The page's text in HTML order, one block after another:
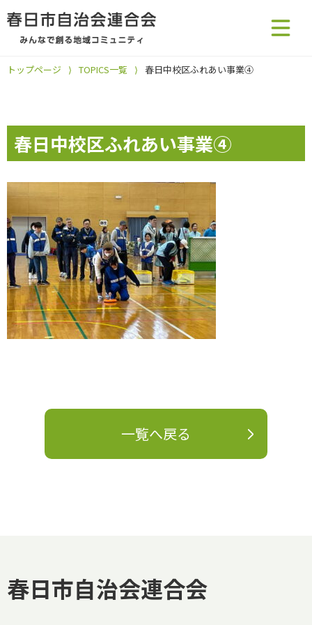
トップページ ⟩ TOPICS一覧 ⟩ 春日中校区ふれあい事業④
春日中校区ふれあい事業④
一覧へ戻る
春日市自治会連合会